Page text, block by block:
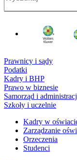
Prawnicy i sądy
Podatki
Kadry i BHP
Prawo w biznesie
Samorząd i
Szkoły i uczelnie
Kadry w
Zarządzanie
Orzeczenia
Studenci